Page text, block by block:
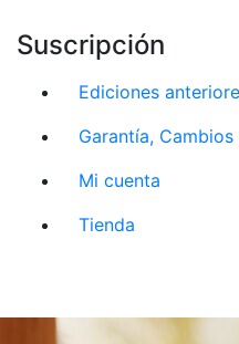
Suscripción
Ediciones
Garantía,
Mi cuenta
Tienda